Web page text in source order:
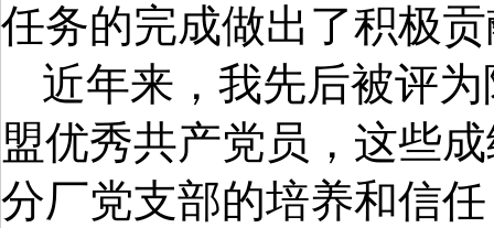
任务的完成做出了积极
近年来，我先后被评
盟优秀共产党员，这些
分厂党支部的培养和信